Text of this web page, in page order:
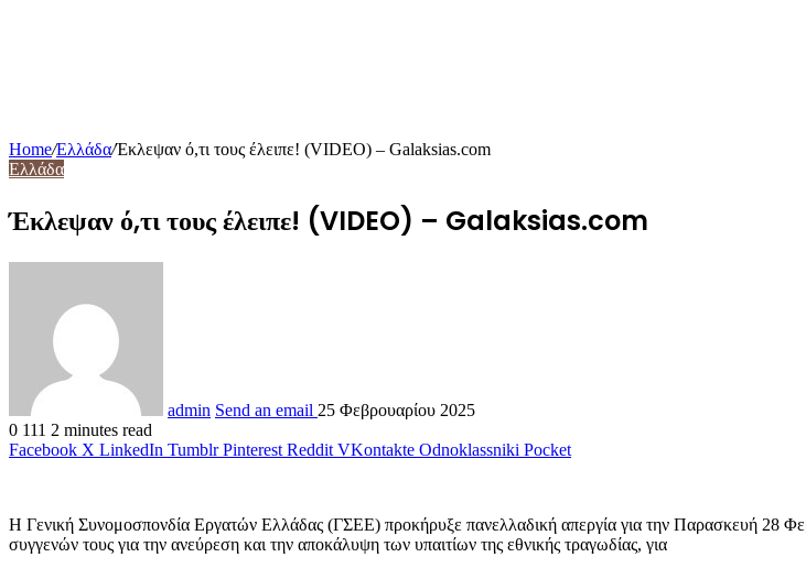
Home/Ελλάδα/Έκλεψαν ό,τι τους έλειπε! (VIDEO) – Galaksias.com
Ελλάδα
Έκλεψαν ό,τι τους έλειπε! (VIDEO) – Galaksias.com
admin Send an email 25 Φεβρουαρίου 2025
0 111 2 minutes read
Facebook X LinkedIn Tumblr Pinterest Reddit VKontakte Odnoklassniki Pocket
Η Γενική Συνομοσπονδία Εργατών Ελλάδας (ΓΣΕΕ) προκήρυξε πανελλαδική απεργία για την Παρασκευή 28
συγγενών τους για την ανεύρεση και την αποκάλυψη των υπαιτίων της εθνικής τραγωδίας, για